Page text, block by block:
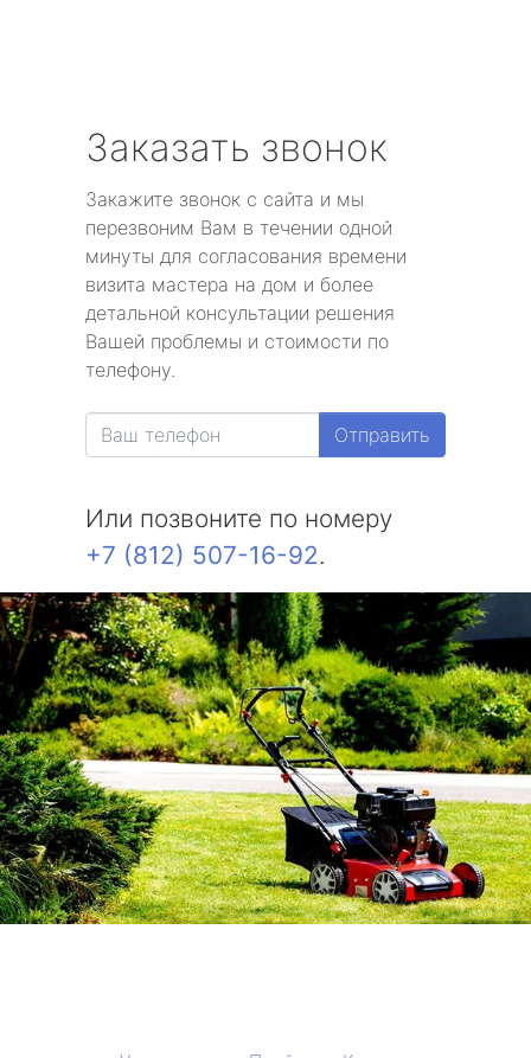
Заказать звонок
Закажите звонок с сайта и мы
перезвоним Вам в течении одной
минуты для согласования времени
визита мастера на дом и более
детальной консультации решения
Вашей проблемы и стоимости по
телефону.
Отправить
Или позвоните по номеру
+7 (812) 507-16-92.